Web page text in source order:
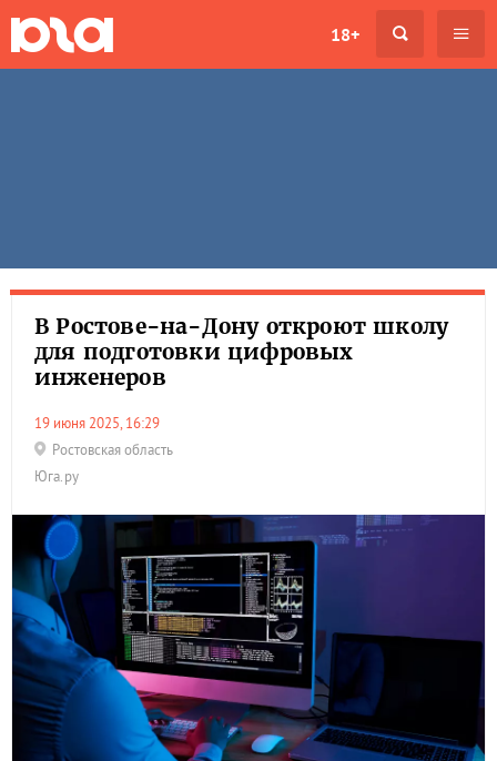
18+
В Ростове-на-Дону откроют школу
для подготовки цифровых
инженеров
19 июня 2025, 16:29
Ростовская область
Юга.ру